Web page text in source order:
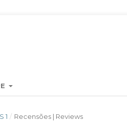
1 / Recensões | Reviews